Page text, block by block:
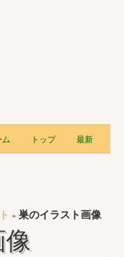
トップ 最新
» 巣のイラスト画像